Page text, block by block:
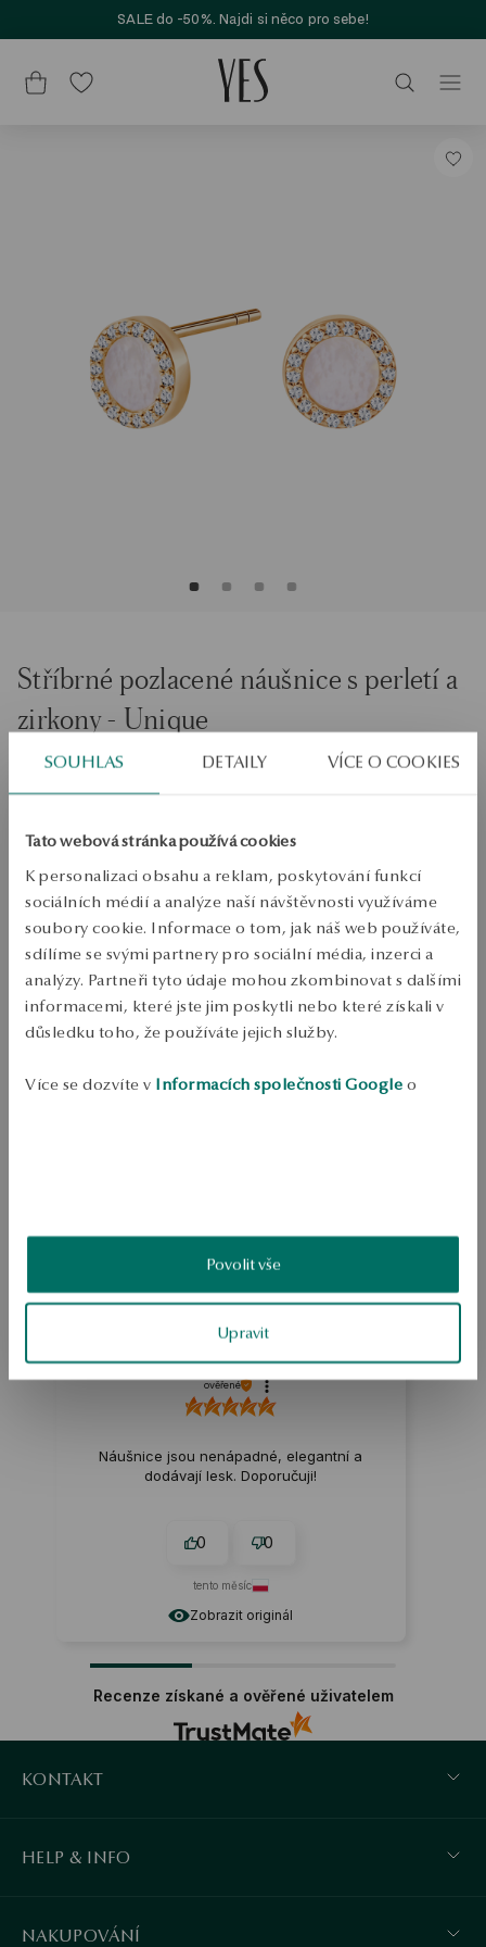
SOUHLAS DETAILY VÍCE O COOKIES
Tato webová stránka používá cookies
K personalizaci obsahu a reklam, poskytování funkcí
sociálních médií a analýze naší návštěvnosti využíváme
soubory cookie. Informace o tom, jak náš web používáte,
sdílíme se svými partnery pro sociální média, inzerci a
analýzy. Partneři tyto údaje mohou zkombinovat s dalšími
informacemi, které jste jim poskytli nebo které získali v
důsledku toho, že používáte jejich služby.
Více se dozvíte v Informacích společnosti Google o
Povolit vše
Upravit
SALE do -50%. Najdi si něco pro sebe!
Stříbrné pozlacené náušnice s perletí a
zirkony - Unique
Ověřte si dostupnost na prodejně
Odeslání:1pracovní dny
Doprava zdarma od 1700 Kč
Bezplatné vrácení až do 100 dnů v YES Clubu
PODROBNOSTI
Kruhové náušnice s perleťovou matkou a zirkony z pozlaceného
sterlingového stříbra 0.925. Model ve formě kol, zdobený kameny.
SKU: KS46202-BZ000-MPACRW-000
4.0
Známka
Založeno na
3hodnocení
Zobrazit originál
Joanna
ověřené
Náušnice jsou nenápadné, elegantní a
dodávají lesk. Doporučuji!
0 0
tento měsíc
Recenze získané a ověřené uživatelem
KONTAKT
HELP & INFO
NAKUPOVÁNÍ